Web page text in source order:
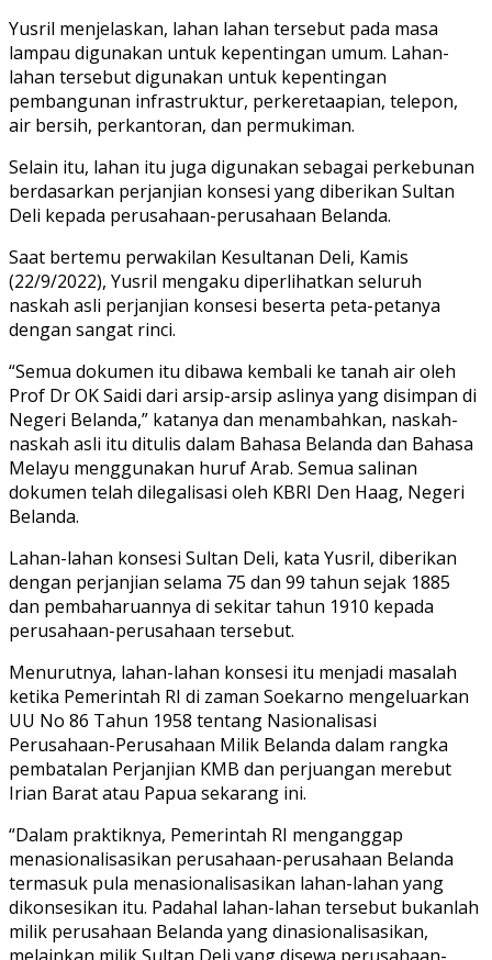
Yusril menjelaskan, lahan lahan tersebut pada masa
lampau digunakan untuk kepentingan umum. Lahan-
lahan tersebut digunakan untuk kepentingan
pembangunan infrastruktur, perkeretaapian, telepon,
air bersih, perkantoran, dan permukiman.
Selain itu, lahan itu juga digunakan sebagai perkebunan
berdasarkan perjanjian konsesi yang diberikan Sultan
Deli kepada perusahaan-perusahaan Belanda.
Saat bertemu perwakilan Kesultanan Deli, Kamis
(22/9/2022), Yusril mengaku diperlihatkan seluruh
naskah asli perjanjian konsesi beserta peta-petanya
dengan sangat rinci.
“Semua dokumen itu dibawa kembali ke tanah air oleh
Prof Dr OK Saidi dari arsip-arsip aslinya yang disimpan di
Negeri Belanda,” katanya dan menambahkan, naskah-
naskah asli itu ditulis dalam Bahasa Belanda dan Bahasa
Melayu menggunakan huruf Arab. Semua salinan
dokumen telah dilegalisasi oleh KBRI Den Haag, Negeri
Belanda.
Lahan-lahan konsesi Sultan Deli, kata Yusril, diberikan
dengan perjanjian selama 75 dan 99 tahun sejak 1885
dan pembaharuannya di sekitar tahun 1910 kepada
perusahaan-perusahaan tersebut.
Menurutnya, lahan-lahan konsesi itu menjadi masalah
ketika Pemerintah RI di zaman Soekarno mengeluarkan
UU No 86 Tahun 1958 tentang Nasionalisasi
Perusahaan-Perusahaan Milik Belanda dalam rangka
pembatalan Perjanjian KMB dan perjuangan merebut
Irian Barat atau Papua sekarang ini.
“Dalam praktiknya, Pemerintah RI menganggap
menasionalisasikan perusahaan-perusahaan Belanda
termasuk pula menasionalisasikan lahan-lahan yang
dikonsesikan itu. Padahal lahan-lahan tersebut bukanlah
milik perusahaan Belanda yang dinasionalisasikan,